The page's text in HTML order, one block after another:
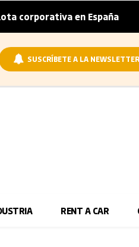
en España | El
SUSCRÍBETE A LA NEWSLETTER
RENT A CAR